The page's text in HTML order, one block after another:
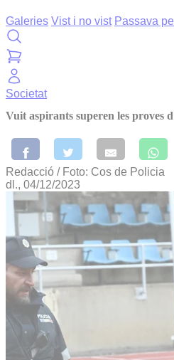
Galeries Vist i no vist Passava
Societat
Vuit aspirants superen les proves
Redacció / Foto: Cos de Policia
dl., 04/12/2023